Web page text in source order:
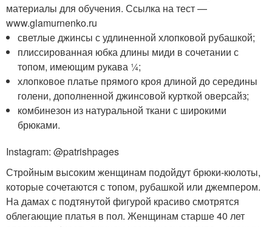
материалы для обучения. Ссылка на тест —
www.glamurnenko.ru
светлые джинсы с удлиненной хлопковой рубашкой;
плиссированная юбка длины миди в сочетании с
топом, имеющим рукава ¼;
хлопковое платье прямого кроя длиной до середины
голени, дополненной джинсовой курткой оверсайз;
комбинезон из натуральной ткани с широкими
брюками.
Instagram: @patrishpages
Стройным высоким женщинам подойдут брюки-кюлоты,
которые сочетаются с топом, рубашкой или джемпером.
На дамах с подтянутой фигурой красиво смотрятся
облегающие платья в пол. Женщинам старше 40 лет